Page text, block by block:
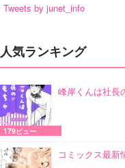
Tweets by junet_info
人気ランキング
峰岸くんは社長
179ビュー
コミックス最新